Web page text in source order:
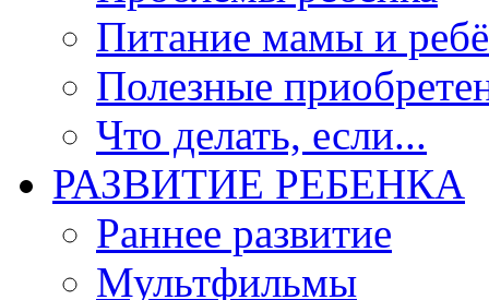
Питание мамы и
Полезные
Что делать, если...
РАЗВИТИЕ РЕБЕНКА
Раннее развитие
Мультфильмы